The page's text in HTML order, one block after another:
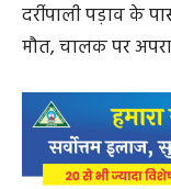
दर्रीपाली पड़ाव के
मौत, चालक पर